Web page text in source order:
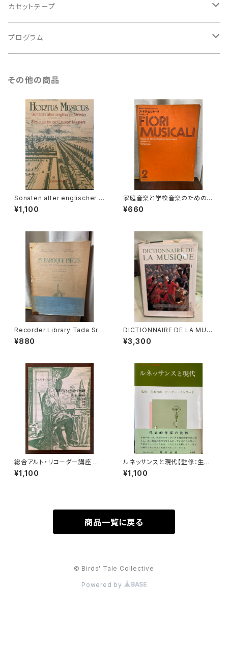
バロック
ルネサンス
古楽
古楽以外
カセットテープ
古楽
プログラム
古楽以外
その他の商品
Sonaten alter englischer M
eister Ⅲ【編著：MICHAEL SC
HNEIDER】出版社：BÄRENREI
¥1,100
家庭音楽と学校音楽のための小
合奏 フィオリ・ムジカーリ2【著
者：野村満男】出版社：全音楽譜
¥660
Recorder Library Tada Srie
s1 25 BAROQUE PIECES FO
R TREBLE RECORDER AND
DITION ZEN-ON 1967年
¥880
DICTIONNAIRE DE LA MUSI
QUE Ⅰ :les mens et leurs
œuvres『音楽辞典：人物とその
970年
¥3,300
総合アルト・リコーダー講座 第3
巻 中級編2 リズムと拍節 音程
和音 カデンツ【著者：マリアン
¥1,100
ルネッサンスと現代【監修：生地
竹郎 ピーター・ミルワード】出版
社：荒竹出版 昭和54年
¥1,100
商品一覧に戻る
© Birds' Tale Collective
Powered by